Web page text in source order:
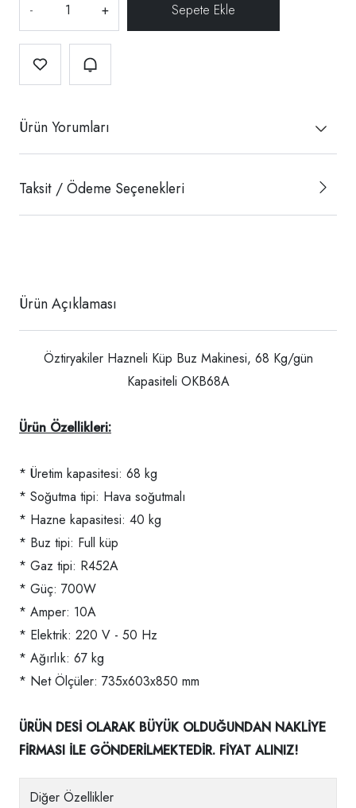
- +
Ürün Yorumları
Taksit / Ödeme Seçenekleri
Ürün Açıklaması
Öztiryakiler Hazneli Küp Buz Makinesi, 68 Kg/gün
Kapasiteli OKB68A
Ürün Özellikleri:
* Üretim kapasitesi: 68 kg
* Soğutma tipi: Hava soğutmalı
* Hazne kapasitesi: 40 kg
* Buz tipi: Full küp
* Gaz tipi: R452A
* Güç: 700W
* Amper: 10A
* Elektrik: 220 V - 50 Hz
* Ağırlık: 67 kg
* Net Ölçüler: 735x603x850 mm
ÜRÜN DESİ OLARAK BÜYÜK OLDUĞUNDAN NAKLİYE
FİRMASI İLE GÖNDERİLMEKTEDİR. FİYAT ALINIZ!
Diğer Özellikler